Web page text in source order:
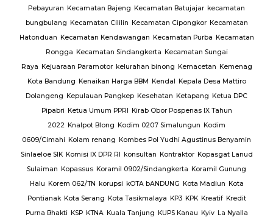
Pebayuran Kecamatan Bajeng Kecamatan Batujajar kecamatan
bungbulang Kecamatan Cililin Kecamatan Cipongkor Kecamatan
Hatonduan Kecamatan Kendawangan Kecamatan Purba Kecamatan
Rongga Kecamatan Sindangkerta Kecamatan Sungai
Raya Kejuaraan Paramotor kelurahan binong Kemacetan Kemenag
Kota Bandung Kenaikan Harga BBM Kendal Kepala Desa Mattiro
Dolangeng Kepulauan Pangkep Kesehatan Ketapang Ketua DPC
Pipabri Ketua Umum PPRI Kirab Obor Pospenas IX Tahun
2022 Knalpot Blong Kodim 0207 Simalungun Kodim
0609/Cimahi Kolam renang Kombes Pol Yudhi Agustinus Benyamin
Sinlaeloe SIK Komisi IX DPR RI konsultan Kontraktor Kopasgat Lanud
Sulaiman Kopassus Koramil 0902/Sindangkerta Koramil Gunung
Halu Korem 062/TN korupsi kOTA bANDUNG Kota Madiun Kota
Pontianak Kota Serang Kota Tasikmalaya KP3 KPK Kreatif Kredit
Purna Bhakti KSP KTNA Kuala Tanjung KUPS Kanau Kyiv La Nyalla